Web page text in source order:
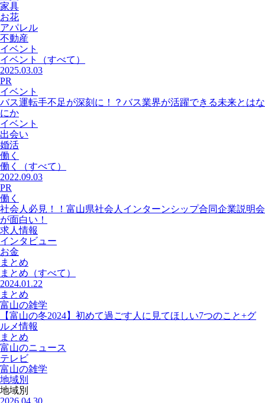
家具
お花
アパレル
不動産
イベント
イベント
（すべて）
2025.03.03
PR
イベント
バス運転手不足が深刻に！？バス業界が活躍できる未来とはな
にか
イベント
出会い
婚活
働く
働く
（すべて）
2022.09.03
PR
働く
社会人必見！！富山県社会人インターンシップ合同企業説明会
が面白い！
求人情報
インタビュー
お金
まとめ
まとめ （すべて）
2024.01.22
まとめ
富山の雑学
【富山の冬2024】初めて過ごす人に見てほしい7つのこと+グ
ルメ情報
まとめ
富山のニュース
テレビ
富山の雑学
地域別
地域別
2026.04.30